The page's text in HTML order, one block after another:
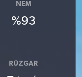
NEM
%93
RÜZGAR